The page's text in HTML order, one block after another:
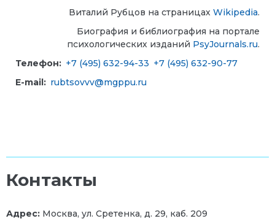
Виталий Рубцов на страницах Wikipedia.
Биография и библиография на портале
психологических изданий PsyJournals.ru.
Телефон: +7 (495) 632-94-33 +7 (495) 632-90-77
E-mail: rubtsovvv@mgppu.ru
Контакты
Адрес: Москва, ул. Сретенка, д. 29, каб. 209